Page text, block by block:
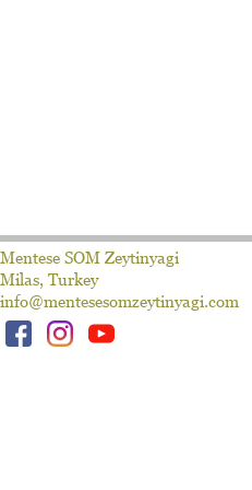
Mentese SOM Zeytinyagi
Milas, Turkey
info@mentesesomzeytinyagi.com